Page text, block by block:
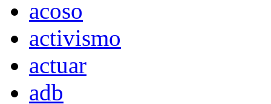
acoso
activismo
actuar
adb